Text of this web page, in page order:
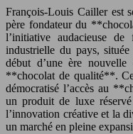
François-Louis Cailler est
père fondateur du
l’initiative audacieuse
industrielle du pays,
début d’une ère
**chocolat de qualité**.
démocratisé l’accès au
un produit de luxe
l’innovation créative et la
un marché en pleine